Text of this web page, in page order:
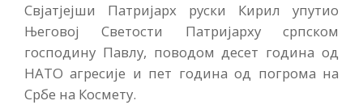
Свјатјејши Патријарх руски Кирил упутио
Његовој Светости Патријарху српском
господину Павлу, поводом десет година од
НАТО агресије и пет година од погрома на
Србе на Космету.